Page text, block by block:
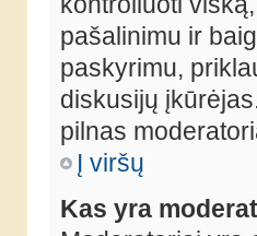
pašalinimu ir
paskyrimu,
diskusijų
pilnas
Į viršų
Kas yra